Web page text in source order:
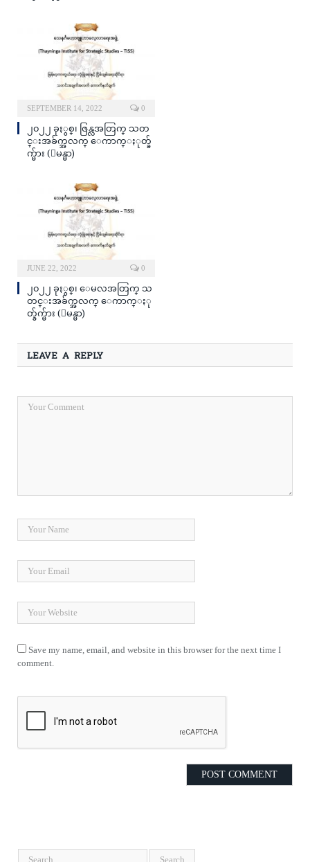
SEPTEMBER 14, 2022 0
၂၀၂၂ ခုႏွစ္၊ ဇြန္လအတြက္ သတ
င္းအခ်က္အလက္ ေကာက္ႏုတ္ခ်
က္မ်ား (ျမန္မာ)
JUNE 22, 2022 0
၂၀၂၂ ခုႏွစ္၊ ေမလအတြက္ သ
တင္းအခ်က္အလက္ ေကာက္ႏု
တ္ခ်က္မ်ား (ျမန္မာ)
LEAVE A REPLY
Save my name, email, and website in this browser for the next time I
comment.